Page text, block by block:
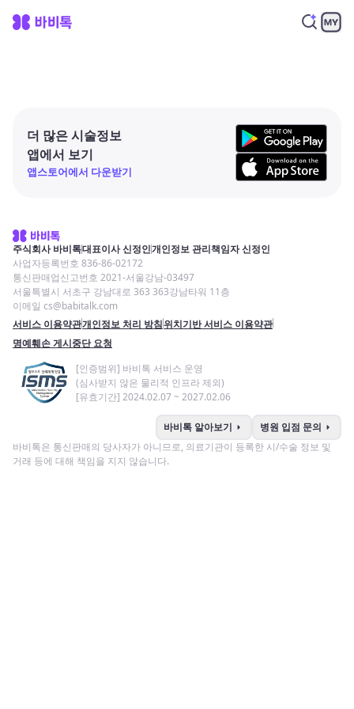
더 많은 시술정보
앱에서 보기
앱스토어에서 다운받기
주식회사 바비톡대표이사 신정인개인정보 관리책임자 신정인
사업자등록번호 836-86-02172
통신판매업신고번호 2021-서울강남-03497
서울특별시 서초구 강남대로 363 363강남타워 11층
이메일 cs@babitalk.com
서비스 이용약관개인정보 처리 방침위치기반 서비스 이용약관
명예훼손 게시중단 요청
[인증범위] 바비톡 서비스 운영
(심사받지 않은 물리적 인프라 제외)
[유효기간] 2024.02.07 ~ 2027.02.06
바비톡 알아보기 arrow_right 병원 입점 문의 arrow_right
바비톡은 통신판매의 당사자가 아니므로, 의료기관이 등록한 시/수술 정보 및
거래 등에 대해 책임을 지지 않습니다.